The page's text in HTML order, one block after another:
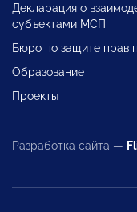
Декларация о
субъектами МСП
Бюро по защите прав
Образование
Проекты
Разработка сайта —